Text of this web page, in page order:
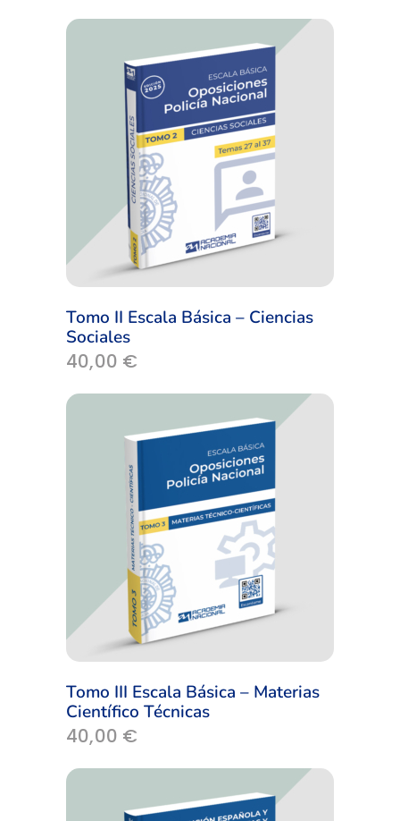
Tomo II Escala Básica – Ciencias
Sociales
40,00 €
Tomo III Escala Básica – Materias
Científico Técnicas
40,00 €